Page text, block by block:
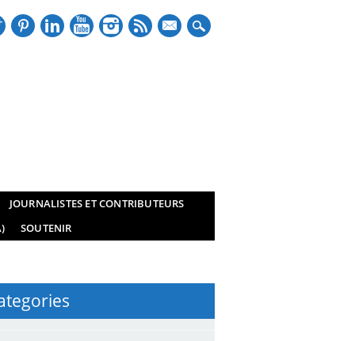
mail
JOURNALISTES ET CONTRIBUTEURS
SOUTENIR